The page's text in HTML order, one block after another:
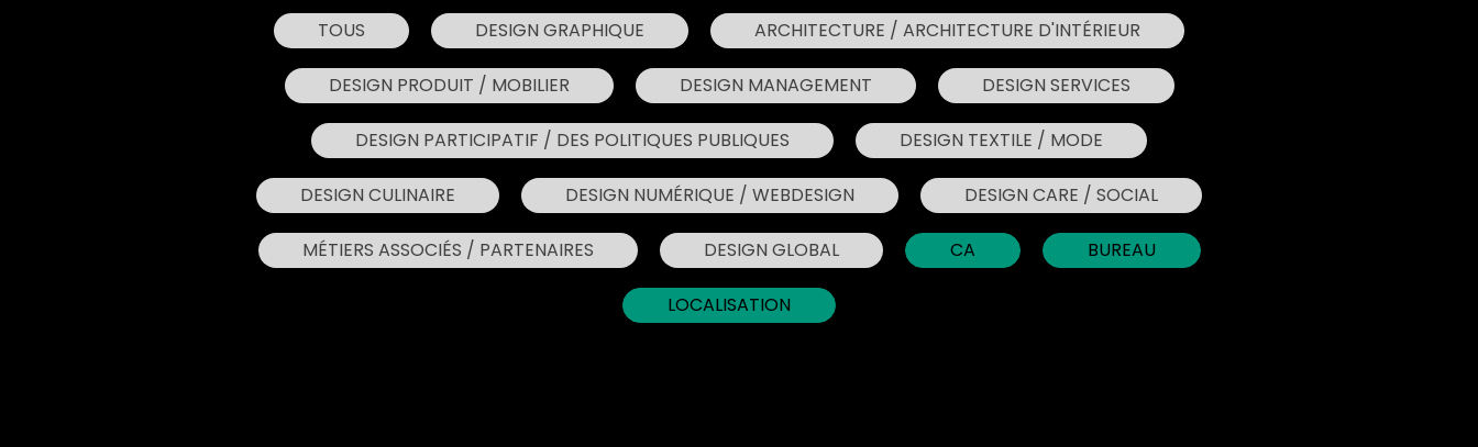
TOUS DESIGN GRAPHIQUE ARCHITECTURE / ARCHITECTURE D'INTÉRIEUR
DESIGN PRODUIT / MOBILIER DESIGN MANAGEMENT DESIGN SERVICES
DESIGN PARTICIPATIF / DES POLITIQUES PUBLIQUES DESIGN TEXTILE / MODE
DESIGN CULINAIRE DESIGN NUMÉRIQUE / WEBDESIGN DESIGN CARE / SOCIAL
MÉTIERS ASSOCIÉS / PARTENAIRES DESIGN GLOBAL CA BUREAU
LOCALISATION